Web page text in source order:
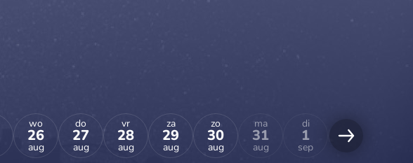
wo
26
aug
do
27
aug
vr
28
aug
za
29
aug
zo
30
aug
ma
31
aug
di
1
sep
2
sep